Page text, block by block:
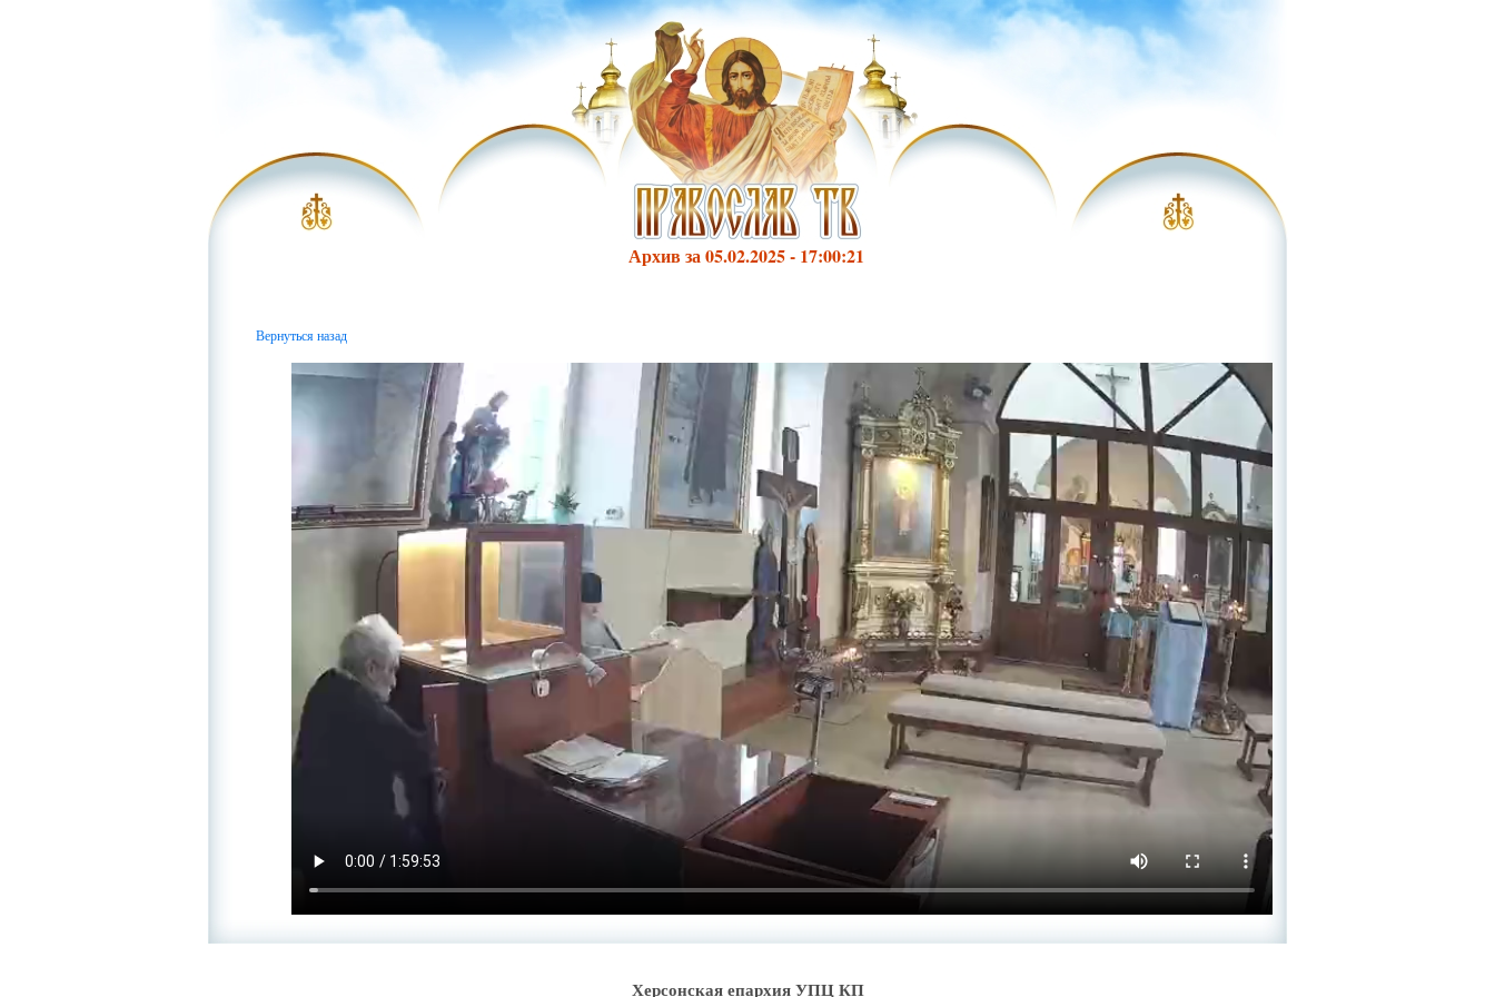
Архив за 05.02.2025 - 17:00:21
Вернуться назад
Херсонская епархия УПЦ КП